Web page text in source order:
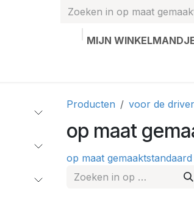
MIJN
Producten voor de driver
op maat
op maat gemaaktstandaard